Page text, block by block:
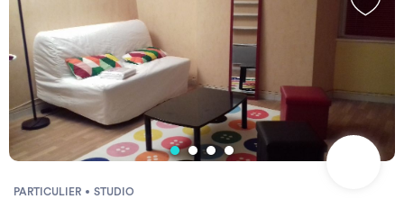
Confort et Premium) et des espaces extérieurs aménagés comme
la guinguette pour partager des moments inoubliables entre
Beelivers ! La maison est également idéale pour le télétravail !
Dans cette chambre vous trouverez un lit 140x190 avec literie,
linge de toilette, rangements sur mesure, un bureau, une salle de
bain privative avec salle d'eau, WC et meuble vasque. SERVICES
INCLUS - ménage hebdomadaire des parties communes, WiFi,
Netflix, charges comprises, assurance habitation, accueil, brunch
mensuel, aide à la gestion de la taxe d'habitation, animations
PARTICULIER STUDIO